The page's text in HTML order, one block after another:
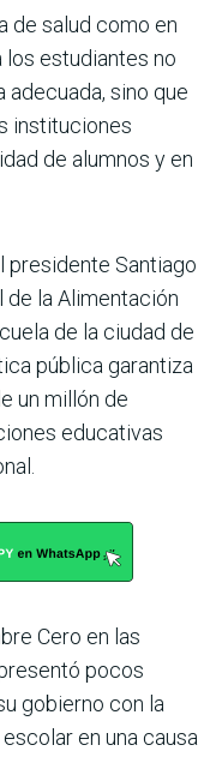
de salud como en
estudiantes no
sino que
instituciones
de alumnos y en
pre­sidente Santiago
de la Alimentación
de la ciudad de
pública garantiza
un millón de
educativas
Cero en las
pocos
gobierno con la
en una causa